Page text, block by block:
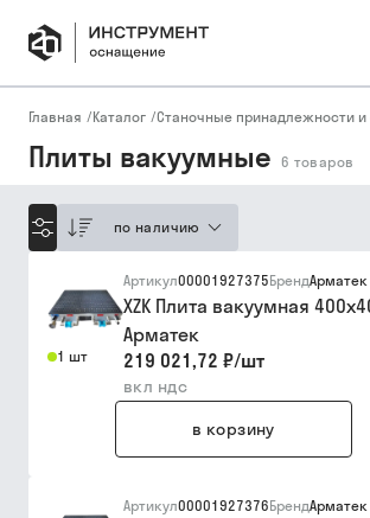
Главная /Каталог /Станочные принадлежности и
Плиты вакуумные 6 товаров
по наличию
1 шт
Артикул00001927375БрендАрматек
XZK Плита вакуумная
Арматек
219 021,72 ₽/шт
вкл ндс
в корзину
Артикул00001927376БрендАрматек